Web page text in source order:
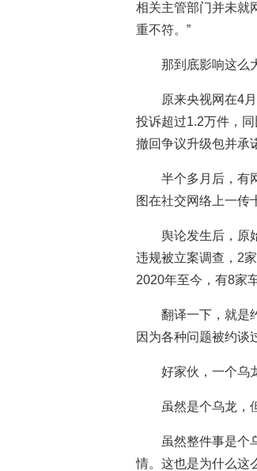
相关主管部门并未就
重不符。”
那到底影响这么
原来央视网在4
投诉超过1.2万件，
撤回争议升级包并承
半个多月后，有
图在社交网络上一传
舆论发生后，原
违规被立案调查，2
2020年至今，有8家
翻译一下，就是
因为各种问题被约谈
好家伙，一个乌
虽然是个乌龙，
虽然整件事是个
情。这也是为什么这